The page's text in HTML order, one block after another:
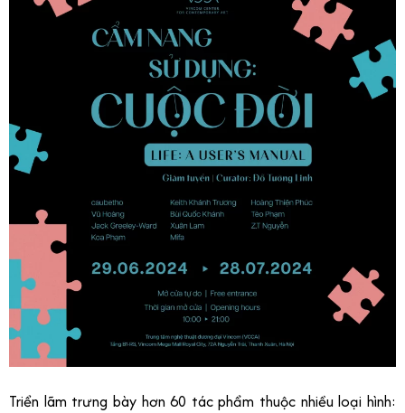
Triển lãm trưng bày hơn 60 tác phẩm thuộc nhiều loại hình: